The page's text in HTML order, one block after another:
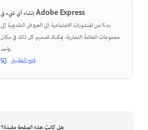
إنشاء أي شيء في Adobe Express
بدءًا من المنشورات الاجتماعية إلى العروض التقديمية إلى
مجموعات العلامة التجارية، يمكنك تصميم كل ذلك في مكان
واحد.
فتح التطبيق
هل كانت هذه الصفحة مفيدة؟